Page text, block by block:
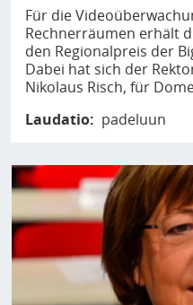
Für die
Rechnerräumen erhält
den Regionalpreis der
Dabei hat sich der
Nikolaus Risch, für
Laudatio
padeluun
Bild